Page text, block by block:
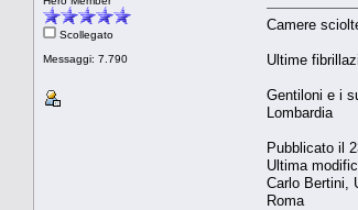
Scollegato
Messaggi: 7.790
Camere
Ultime
Gentiloni e i
Lombardia
Pubblicato il
Ultima
Carlo Bertini,
Roma